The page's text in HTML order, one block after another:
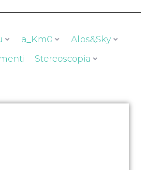
a_Km0
Alps&Sky
Stereoscopia